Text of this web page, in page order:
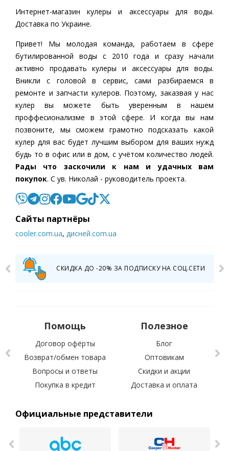
Интернет-магазин кулеры и аксессуары для воды.
Доставка по Украине.
Привет! Мы молодая команда, работаем в сфере
бутилированной воды c 2010 года и сразу начали
активно продавать кулеры и аксессуары для воды.
Вникли с головой в сервис, сами разбираемся в
ремонте и запчасти кулеров. Поэтому, заказвая у нас
кулер вы можете быть уверенным в нашем
проффесионализме в этой сфере. И когда вы нам
позвоните, мы сможем грамотно подсказать какой
кулер для вас будет лучшим выбором для ваших нужд
будь то в офис или в дом, с учётом количество людей.
Рады что заскочили к нам и удачных вам
покупок. С ув. Николай - руководитель проекта.
Cайты партнёры
cooler.com.ua, дисней.com.ua
СКИДКА ДО -20% ЗА ПОДПИСКУ НА СОЦ.СЕТИ
Помощь
Договор офёрты
Возврат/обмен товара
Вопросы и ответы
Покупка в кредит
Полезное
Блог
Оптовикам
Скидки и акции
Доставка и оплата
Официальные представители